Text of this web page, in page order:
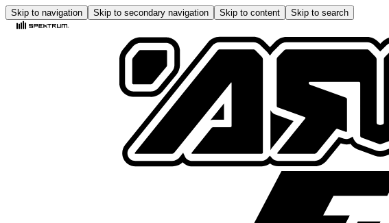
Skip to navigation Skip to secondary navigation Skip to content Skip to search